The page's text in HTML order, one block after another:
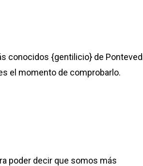
conocidos {gentilicio} de
el momento de comprobarlo.
poder decir que somos más